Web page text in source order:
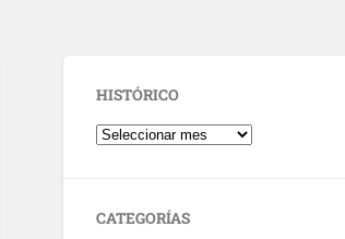
HISTÓRICO
CATEGORÍAS